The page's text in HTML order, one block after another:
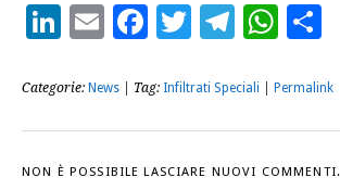
LinkedIn
EmailFacebook
Twitter
Categorie: News | Tag: Infiltrati Speciali Permalink
NON È POSSIBILE LASCIARE NUOVI COMMENTI.